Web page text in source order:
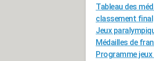
Tableau des
classement final
Jeux
Médailles de
Programme